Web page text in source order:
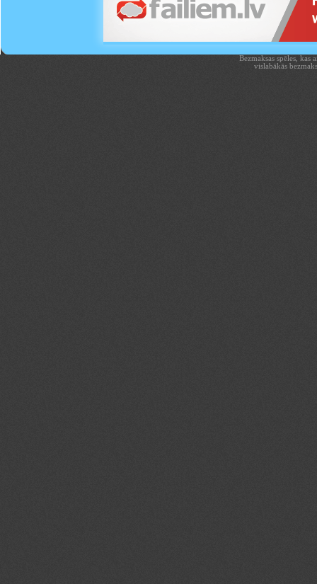
Bezmaksas spēles,
vislabākās